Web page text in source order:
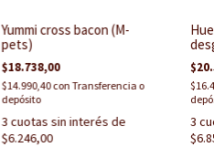
Yummi cross bacon (M-
pets)
$18.738,00
$14.990,40conTransferencia o
depósito
3 cuotas sin interés de
$6.246,00
3